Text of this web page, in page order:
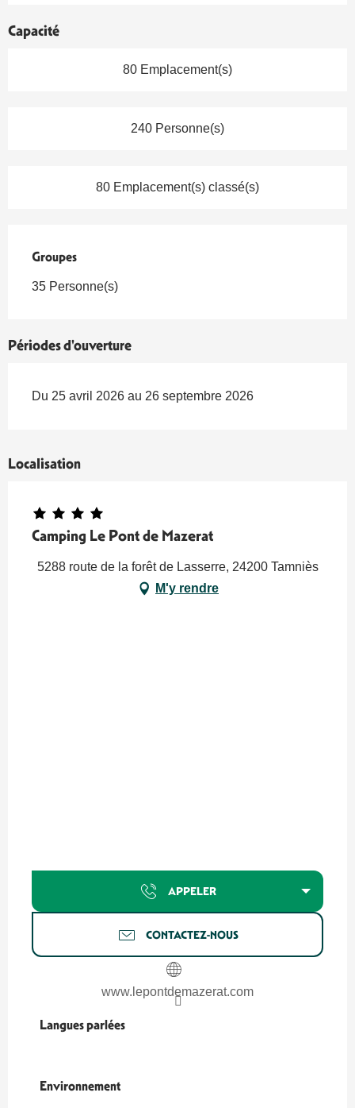
Capacité
80 Emplacement(s)
240 Personne(s)
80 Emplacement(s) classé(s)
Groupes
Groupes
35 Personne(s)
Périodes d'ouverture
Du 25 avril 2026 au 26 septembre 2026
Localisation
Camping Le Pont de Mazerat
5288 route de la forêt de Lasserre, 24200 Tamniès
M'y rendre
APPELER
CONTACTEZ-NOUS
www.lepontdemazerat.com
Langues parlées
Langues parlées
Environnement
Environnement